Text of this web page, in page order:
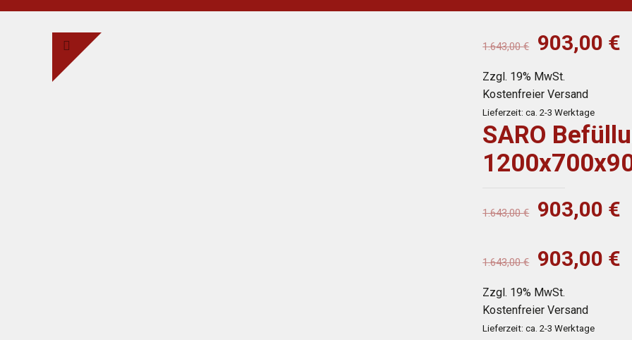
1.643,00€
war:
1.643,00 €
903,00 €
Zzgl. 19% MwSt.
Kostenfreier Versand
Lieferzeit: ca. 2-3 Werktage
SARO
1.643,00€
war:
1.643,00 €
903,00 €
1.643,00€
war:
1.643,00 €
903,00 €
Zzgl. 19% MwSt.
Kostenfreier Versand
Lieferzeit: ca. 2-3 Werktage